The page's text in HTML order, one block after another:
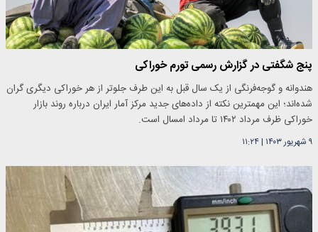
پنج شگفتی در گزارش رسمی تورم خوراکی
هندوانه و گوجه‌فرنگی از یک سال قبل به این طرف جلوتر از هر خوراکی دیگری گران
شده‌اند؛ این مهمترین نکته از داده‌های جدید مرکز آمار ایران درباره روند بازار
خوراکی ظرف مرداد ۱۴۰۲ تا مرداد امسال است.
۹ شهریور ۱۴۰۳ |۱۱:۲۴